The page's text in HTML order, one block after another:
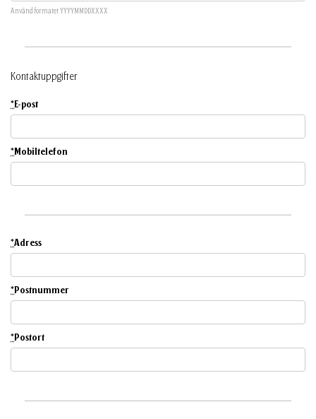
Använd formatet YYYYMMDDXXXX
Kontaktuppgifter
*E-post
*Mobiltelefon
*Adress
*Postnummer
*Postort